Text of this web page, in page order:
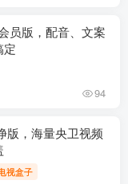
员版，配音、文案
定
94
版，海量央卫视频
视盒子